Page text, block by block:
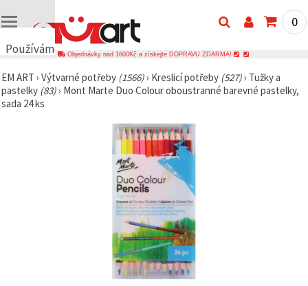
Používáme
🍪
Používáme
cookies a
0
Objednávky nad 1600Kč a získejte DOPRAVU ZDARMA!
EM ART › Výtvarné potřeby (1566)› Kreslicí potřeby (527)› Tužky a
pastelky (83)› Mont Marte Duo Colour oboustranné barevné pastelky,
sada 24 ks